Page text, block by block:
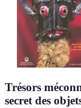
Trésors
secret des